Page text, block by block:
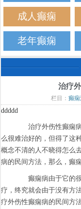
成人癫痫
老年癫痫
治疗
栏目： 癫痫
ddddd
治疗外伤性癫痫病
么很难治好的，但得了这
概念不清的人不晓得怎么
病的民间方法，那么，癫
癫痫病由于它的很
疗，终究就会由于没有方
疗外伤性癫痫病的民间方